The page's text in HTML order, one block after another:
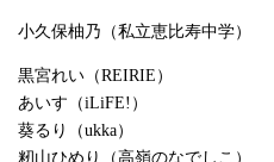
小久保柚乃（私立恵比寿中学）
黒宮れい（REIRIE）
あいす（iLiFE!）
葵るり（ukka）
籾山ひめり（高嶺のなでしこ）